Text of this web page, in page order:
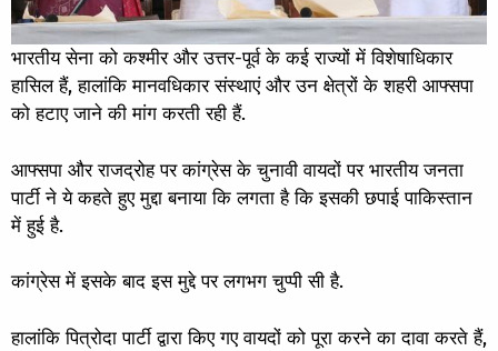
भारतीय सेना को कश्मीर और उत्तर-पूर्व के कई राज्यों में विशेषाधिकार
हासिल हैं, हालांकि मानवधिकार संस्थाएं और उन क्षेत्रों के शहरी आफ्सपा
को हटाए जाने की मांग करती रही हैं.
आफ्सपा और राजद्रोह पर कांग्रेस के चुनावी वायदों पर भारतीय जनता
पार्टी ने ये कहते हुए मुद्दा बनाया कि लगता है कि इसकी छपाई पाकिस्तान
में हुई है.
कांग्रेस में इसके बाद इस मुद्दे पर लगभग चुप्पी सी है.
हालांकि पित्रोदा पार्टी द्वारा किए गए वायदों को पूरा करने का दावा करते हैं,